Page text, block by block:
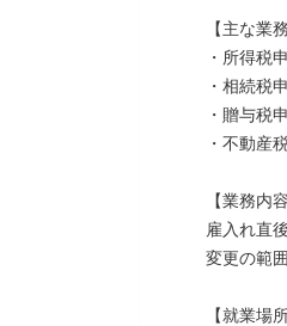
【主な業務
・所得税
・相続税
・贈与税
・不動産
【業務内容
雇入れ直
変更の範
【就業場所